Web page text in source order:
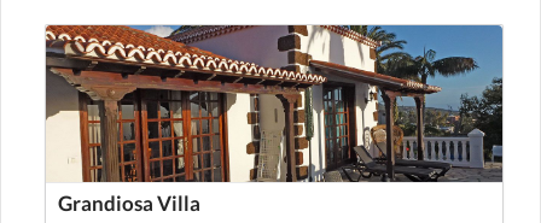
Grandiosa Villa